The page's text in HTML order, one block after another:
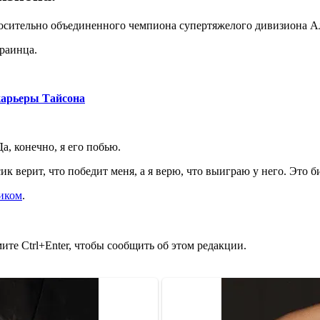
объединенного чемпиона супертяжелого дивизиона
Тайсона
конечно, я его побью.
что победит меня, а я верю, что выиграю у него. Это
.
Ctrl+Enter, чтобы сообщить об этом редакции.